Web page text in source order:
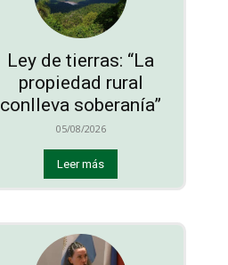
Ley de tierras: “La
propiedad rural
conlleva soberanía”
05/08/2026
Leer más